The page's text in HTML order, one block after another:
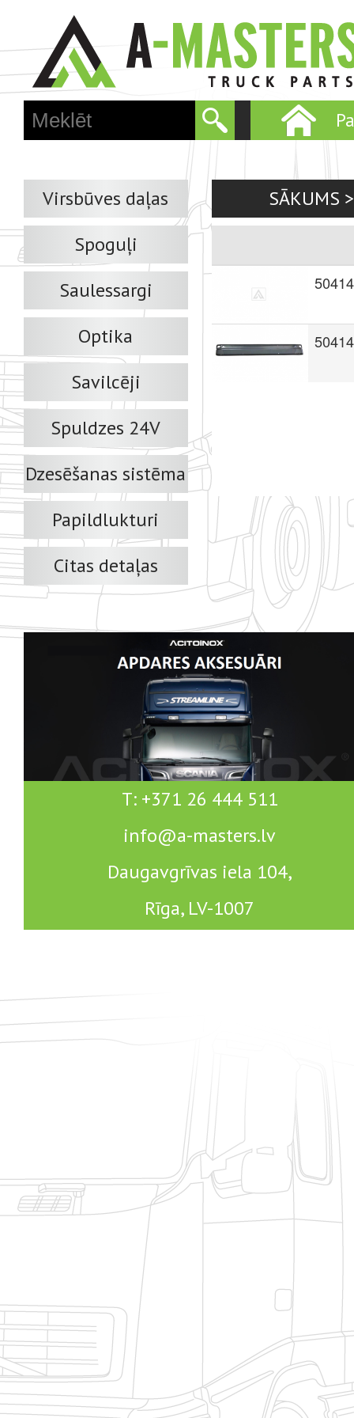
to
main
M
a
n
m
e
n
Virsbūves daļas
Spoguļi
Saulessargi
Optika
Savilcēji
Spuldzes 24V
Dzesēšanas sistēma
Papildlukturi
Citas detaļas
SĀKUMS >
T: +371 26 444 511
info@a-masters.lv
Daugavgrīvas iela 104,
Rīga, LV-1007